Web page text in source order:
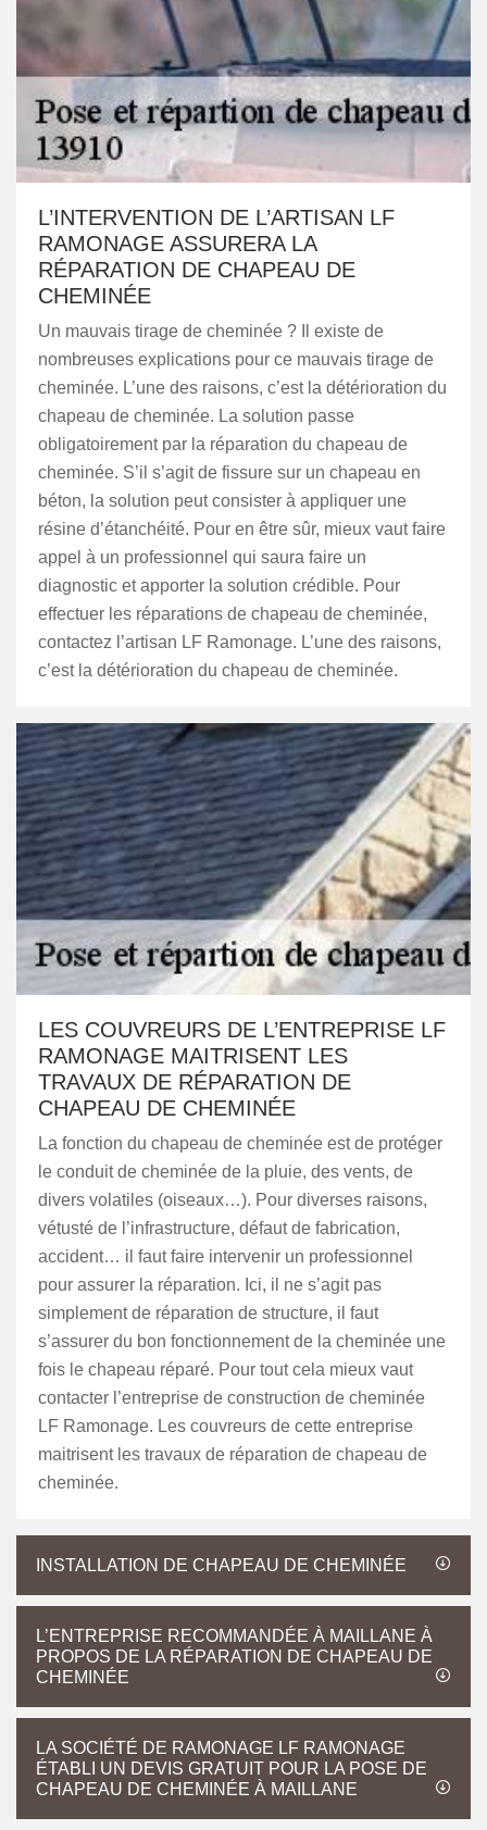
L’INTERVENTION DE L’ARTISAN LF
RAMONAGE ASSURERA LA
RÉPARATION DE CHAPEAU DE
CHEMINÉE
Un mauvais tirage de cheminée ? Il existe de
nombreuses explications pour ce mauvais tirage de
cheminée. L’une des raisons, c’est la détérioration du
chapeau de cheminée. La solution passe
obligatoirement par la réparation du chapeau de
cheminée. S’il s’agit de fissure sur un chapeau en
béton, la solution peut consister à appliquer une
résine d’étanchéité. Pour en être sûr, mieux vaut faire
appel à un professionnel qui saura faire un
diagnostic et apporter la solution crédible. Pour
effectuer les réparations de chapeau de cheminée,
contactez l’artisan LF Ramonage. L’une des raisons,
c’est la détérioration du chapeau de cheminée.
LES COUVREURS DE L’ENTREPRISE LF
RAMONAGE MAITRISENT LES
TRAVAUX DE RÉPARATION DE
CHAPEAU DE CHEMINÉE
La fonction du chapeau de cheminée est de protéger
le conduit de cheminée de la pluie, des vents, de
divers volatiles (oiseaux…). Pour diverses raisons,
vétusté de l’infrastructure, défaut de fabrication,
accident… il faut faire intervenir un professionnel
pour assurer la réparation. Ici, il ne s’agit pas
simplement de réparation de structure, il faut
s’assurer du bon fonctionnement de la cheminée une
fois le chapeau réparé. Pour tout cela mieux vaut
contacter l’entreprise de construction de cheminée
LF Ramonage. Les couvreurs de cette entreprise
maitrisent les travaux de réparation de chapeau de
cheminée.
INSTALLATION DE CHAPEAU DE CHEMINÉE
L’ENTREPRISE RECOMMANDÉE À MAILLANE À
PROPOS DE LA RÉPARATION DE CHAPEAU DE
CHEMINÉE
LA SOCIÉTÉ DE RAMONAGE LF RAMONAGE
ÉTABLI UN DEVIS GRATUIT POUR LA POSE DE
CHAPEAU DE CHEMINÉE À MAILLANE